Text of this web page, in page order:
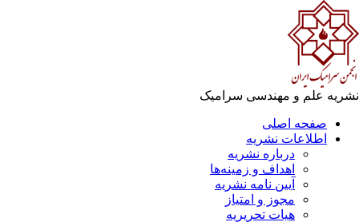
علم و مهندسی سرامیک
صفحه اصلی
اطلاعات نشریه
درباره نشریه
اهداف و زمینه‌ها
آیین نامه نشریه
مجوز و امتیاز
هیات تحریریه